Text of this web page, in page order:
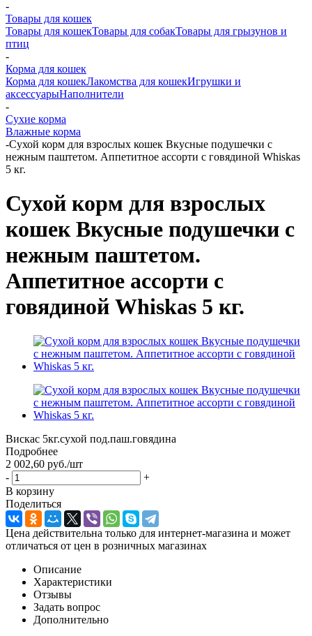
-
Товары для кошек
Товары для кошекТовары для собакТовары для грызунов и
птиц
-
Корма для кошек
Корма для кошекЛакомства для кошекИгрушки и
аксессуарыНаполнители
-
Сухие корма
Влажные корма
-Сухой корм для взрослых кошек Вкусные подушечки с
нежным паштетом. Аппетитное ассорти с говядиной Whiskas
5 кг.
Сухой корм для взрослых
кошек Вкусные подушечки с
нежным паштетом.
Аппетитное ассорти с
говядиной Whiskas 5 кг.
Вискас 5кг.сухой под.паш.говядина
Подробнее
2 002,60 руб./шт
-
+
В корзину
Поделиться
Цена действительна только для интернет-магазина и может
отличаться от цен в розничных магазинах
Описание
Характеристики
Отзывы
Задать вопрос
Дополнительно